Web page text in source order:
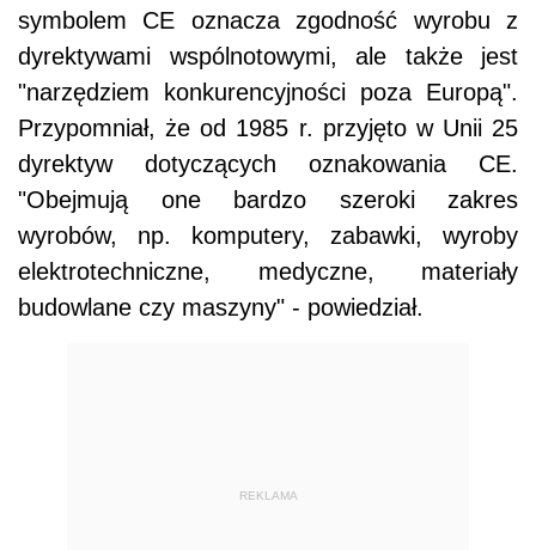
symbolem CE oznacza zgodność wyrobu z
dyrektywami wspólnotowymi, ale także jest
"narzędziem konkurencyjności poza Europą".
Przypomniał, że od 1985 r. przyjęto w Unii 25
dyrektyw dotyczących oznakowania CE.
"Obejmują one bardzo szeroki zakres
wyrobów, np. komputery, zabawki, wyroby
elektrotechniczne, medyczne, materiały
budowlane czy maszyny" - powiedział.
REKLAMA